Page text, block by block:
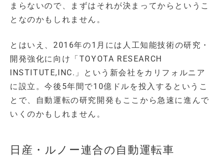
まらないので、まずはそれが決まってからというこ
となのかもしれません。
とはいえ、2016年の1月には人工知能技術の研究・
開発強化に向け「TOYOTA RESEARCH
INSTITUTE,INC.」という新会社をカリフォルニア
に設立。今後5年間で10億ドルを投入するというこ
とで、自動運転の研究開発もここから急速に進んで
いくのかもしれません。
日産・ルノー連合の自動運転車